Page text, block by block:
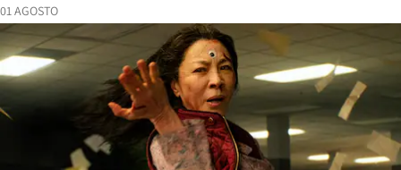
01 AGOSTO